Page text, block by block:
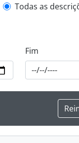
superior
Todas as
Fim